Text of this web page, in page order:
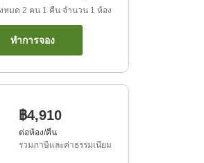
หมด 2 คน 1 คืน จำนวน 1 ห้อง
ทำการจอง
฿4,910
ต่อห้อง/คืน
รวมภาษีและค่าธรรมเนียม